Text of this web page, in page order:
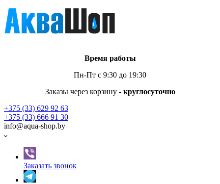
Время работы
Пн-Пт с 9:30 до 19:30
Заказы через корзину - круглосуточно
+375 (33) 629 92 63
+375 (33) 666 91 30
info@aqua-shop.by
Заказать звонок